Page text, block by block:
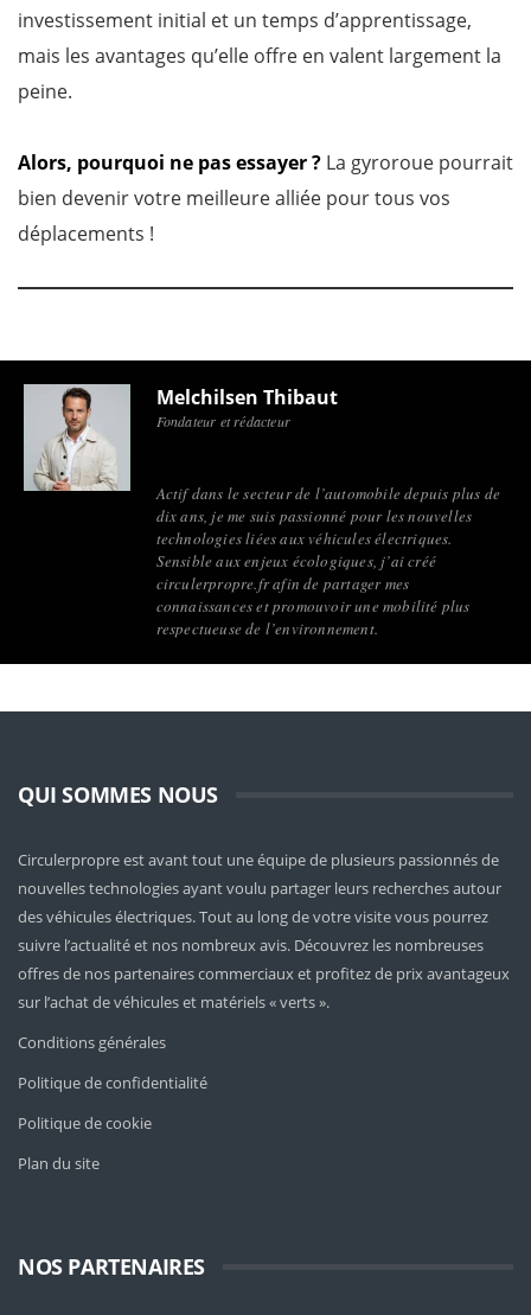
investissement initial et un temps d’apprentissage,
mais les avantages qu’elle offre en valent largement la
peine.
Alors, pourquoi ne pas essayer ? La gyroroue pourrait
bien devenir votre meilleure alliée pour tous vos
déplacements !
Melchilsen Thibaut
Fondateur et rédacteur
Actif dans le secteur de l’automobile depuis plus de
dix ans, je me suis passionné pour les nouvelles
technologies liées aux véhicules électriques.
Sensible aux enjeux écologiques, j’ai créé
circulerpropre.fr afin de partager mes
connaissances et promouvoir une mobilité plus
respectueuse de l’environnement.
QUI SOMMES NOUS
Circulerpropre est avant tout une équipe de plusieurs passionnés de
nouvelles technologies ayant voulu partager leurs recherches autour
des véhicules électriques. Tout au long de votre visite vous pourrez
suivre l’actualité et nos nombreux avis. Découvrez les nombreuses
offres de nos partenaires commerciaux et profitez de prix avantageux
sur l’achat de véhicules et matériels « verts ».
Conditions générales
Politique de confidentialité
Politique de cookie
Plan du site
NOS PARTENAIRES